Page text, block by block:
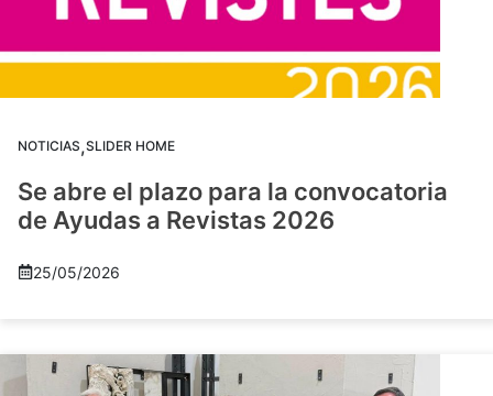
NOTICIAS,SLIDER HOME
Se abre el plazo para la convocatoria
de Ayudas a Revistas 2026
25/05/2026